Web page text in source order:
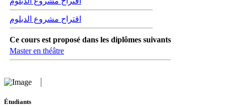
اقتراح مشروع الدبلوم
Ce cours est proposé dans les diplômes suivants
Master en théâtre
Étudiants